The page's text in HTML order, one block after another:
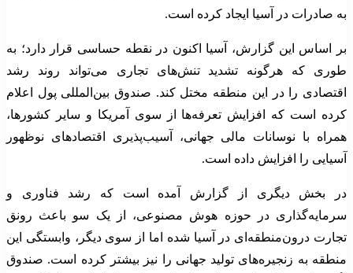
به صادرات در آسیا ایجاد کرده است.
بر اساس این گزارش، آسیا اکنون در نقطه حساسی قرار دارد؛ به
طوری که هرگونه تشدید تنش‌های تجاری می‌تواند روند رشد
اقتصادی را در این منطقه مختل کند. صندوق بین‌المللی پول اعلام
کرده است که افزایش تعرفه‌ها از سوی آمریکا و سایر کشورها،
همراه با نوسانات مالی جهانی، آسیب‌پذیری اقتصادهای نوظهور
آسیایی را افزایش داده است.
در بخش دیگری از گزارش آمده است که رشد فناوری و
سرمایه‌گذاری در حوزه هوش مصنوعی، از یک سو باعث رونق
تجارت درون‌منطقه‌ای در آسیا شده اما از سوی دیگر، وابستگی این
منطقه به زنجیره‌های تولید جهانی را نیز بیشتر کرده است. صندوق